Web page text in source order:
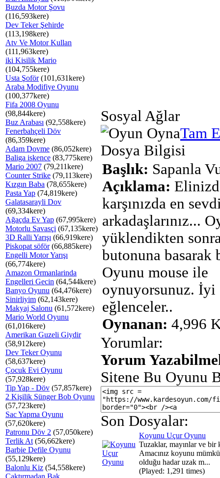
Buzda Motor Şovu
(116,593kere)
Dev Teker Şehirde
(113,198kere)
Atv Ve Motor Kullan
(111,963kere)
iki Kisilik Mario
(104,755kere)
Usta Şoför(101,631kere)
Araba Modifiye Oyunu
(100,377kere)
Fifa 2008 Oyunu
(98,844kere)
Buz Arabası (92,558kere)
Fenerbahçeli Döv
(86,359kere)
Adam Dovme (86,052kere)
Baliga iskence (83,775kere)
Mario 2007 (79,211kere)
Counter Strike (79,113kere)
Kızgın Baba (78,655kere)
Pasta Yap (74,819kere)
Galatasarayli Dov
(69,334kere)
Ağaçda Ev Yap (67,995kere)
Motorlu Savasçi (67,135kere)
3D Ralli Yarışı (66,919kere)
Piskopat söför(66,885kere)
Engelli Motor Yarışı
(66,774kere)
Amazon Ormanlarinda
Engelleri Gecin (64,544kere)
Banyo Oyunu (64,476kere)
Sinirliyim (62,143kere)
Makyaj Salonu (61,572kere)
Mario World Oyunu
(61,016kere)
Amerikan Guzeli Giydir
(58,912kere)
Dev Teker Oyunu
(58,637kere)
Çocuk Evi Oyunu
(57,928kere)
Tip Yap - Döv (57,857kere)
2 Kişilik Sünger Bob Oyunu
(57,723kere)
Sac Yapma Oyunu
(57,620kere)
Patronu Döv 2 (57,050kere)
Terlik At (56,662kere)
Barbie Defile Oyunu
(55,129kere)
Balonlu Kiz (54,558kere)
Çaktırmadan Bak
Sosyal Ağlar
Tam
Dosya Bilgisi
Başlık: Sapanla
Açıklama:
karşınızda en
arkadaşlarınız...
yüklendikten
butonuna basarak
Oyunu mouse ile
oynuyorsunuz. İyi
eğlenceler..
Oynanan: 4,996
Yorumlar:
Yorum
Sitene Bu Oyunu
Son Dosyalar:
Koyunu Uçur Oyunu
Tuzaklar, mayınlar ve bir
Amacınız koyunu
olduğu hadar uzak m...
(Played: 1,291 times)